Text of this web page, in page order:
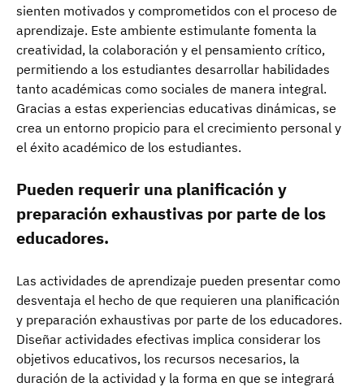
sienten motivados y comprometidos con el proceso de
aprendizaje. Este ambiente estimulante fomenta la
creatividad, la colaboración y el pensamiento crítico,
permitiendo a los estudiantes desarrollar habilidades
tanto académicas como sociales de manera integral.
Gracias a estas experiencias educativas dinámicas, se
crea un entorno propicio para el crecimiento personal y
el éxito académico de los estudiantes.
Pueden requerir una planificación y
preparación exhaustivas por parte de los
educadores.
Las actividades de aprendizaje pueden presentar como
desventaja el hecho de que requieren una planificación
y preparación exhaustivas por parte de los educadores.
Diseñar actividades efectivas implica considerar los
objetivos educativos, los recursos necesarios, la
duración de la actividad y la forma en que se integrará